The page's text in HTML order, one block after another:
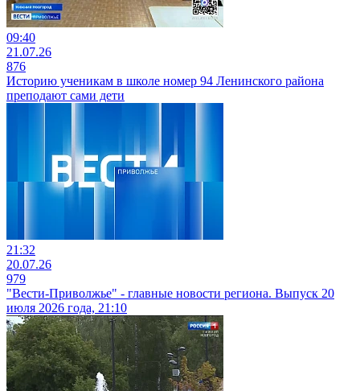
09:40
21.07.26
876
Историю ученикам в школе номер 94 Ленинского района
преподают сами дети
21:32
20.07.26
979
"Вести-Приволжье" - главные новости региона. Выпуск 20
июля 2026 года, 21:10